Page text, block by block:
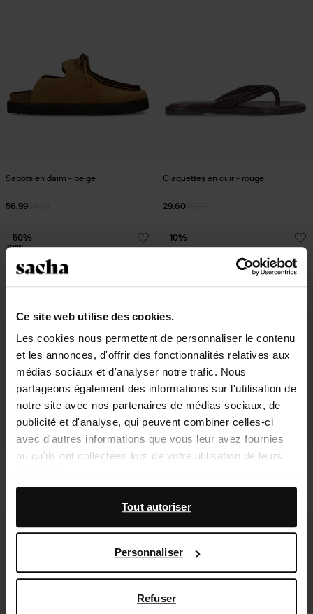
Ce site web utilise des cookies.
Les cookies nous permettent de personnaliser le contenu
et les annonces, d'offrir des fonctionnalités relatives aux
médias sociaux et d'analyser notre trafic. Nous
partageons également des informations sur l'utilisation de
notre site avec nos partenaires de médias sociaux, de
publicité et d'analyse, qui peuvent combiner celles-ci
avec d'autres informations que vous leur avez fournies
ou qu'ils ont collectées lors de votre utilisation de leurs
En outre, nous travaillons avec Google à des fins de
publicité et de mesure. Vous pouvez en savoir plus sur la
page Sécurité et confidentialité des entreprises
de Google,
Tout autoriser
Personnaliser
Refuser
Sabots en daim - beige
56.99
Claquettes en cuir - rouge
29.60
Claquettes en cuir avec charms -
noir
47.50
- 50%
new
- marron
- 10%
- 60%
new